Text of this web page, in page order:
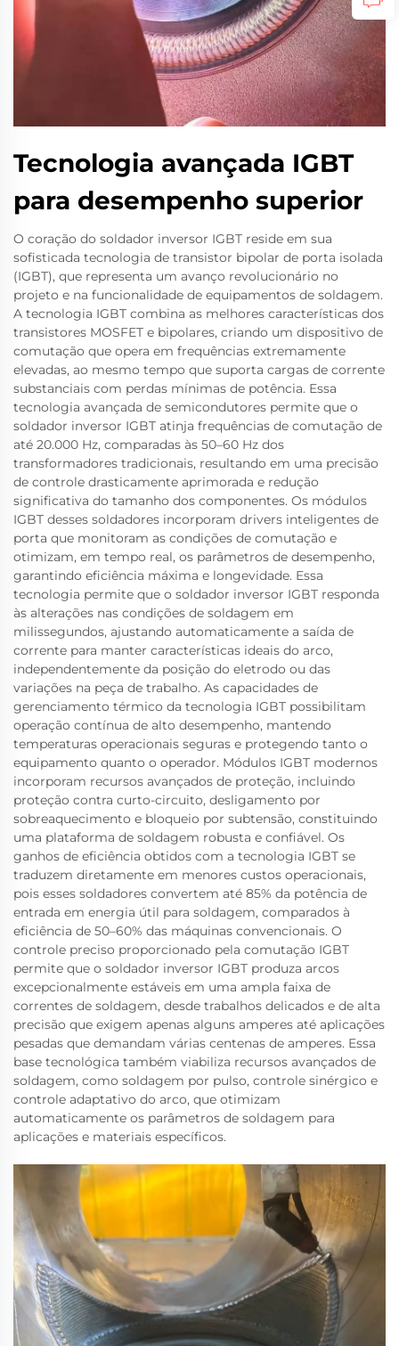
Tecnologia avançada IGBT
para desempenho superior
O coração do soldador inversor IGBT reside em sua
sofisticada tecnologia de transistor bipolar de porta isolada
(IGBT), que representa um avanço revolucionário no
projeto e na funcionalidade de equipamentos de soldagem.
A tecnologia IGBT combina as melhores características dos
transistores MOSFET e bipolares, criando um dispositivo de
comutação que opera em frequências extremamente
elevadas, ao mesmo tempo que suporta cargas de corrente
substanciais com perdas mínimas de potência. Essa
tecnologia avançada de semicondutores permite que o
soldador inversor IGBT atinja frequências de comutação de
até 20.000 Hz, comparadas às 50–60 Hz dos
transformadores tradicionais, resultando em uma precisão
de controle drasticamente aprimorada e redução
significativa do tamanho dos componentes. Os módulos
IGBT desses soldadores incorporam drivers inteligentes de
porta que monitoram as condições de comutação e
otimizam, em tempo real, os parâmetros de desempenho,
garantindo eficiência máxima e longevidade. Essa
tecnologia permite que o soldador inversor IGBT responda
às alterações nas condições de soldagem em
milissegundos, ajustando automaticamente a saída de
corrente para manter características ideais do arco,
independentemente da posição do eletrodo ou das
variações na peça de trabalho. As capacidades de
gerenciamento térmico da tecnologia IGBT possibilitam
operação contínua de alto desempenho, mantendo
temperaturas operacionais seguras e protegendo tanto o
equipamento quanto o operador. Módulos IGBT modernos
incorporam recursos avançados de proteção, incluindo
proteção contra curto-circuito, desligamento por
sobreaquecimento e bloqueio por subtensão, constituindo
uma plataforma de soldagem robusta e confiável. Os
ganhos de eficiência obtidos com a tecnologia IGBT se
traduzem diretamente em menores custos operacionais,
pois esses soldadores convertem até 85% da potência de
entrada em energia útil para soldagem, comparados à
eficiência de 50–60% das máquinas convencionais. O
controle preciso proporcionado pela comutação IGBT
permite que o soldador inversor IGBT produza arcos
excepcionalmente estáveis em uma ampla faixa de
correntes de soldagem, desde trabalhos delicados e de alta
precisão que exigem apenas alguns amperes até aplicações
pesadas que demandam várias centenas de amperes. Essa
base tecnológica também viabiliza recursos avançados de
soldagem, como soldagem por pulso, controle sinérgico e
controle adaptativo do arco, que otimizam
automaticamente os parâmetros de soldagem para
aplicações e materiais específicos.